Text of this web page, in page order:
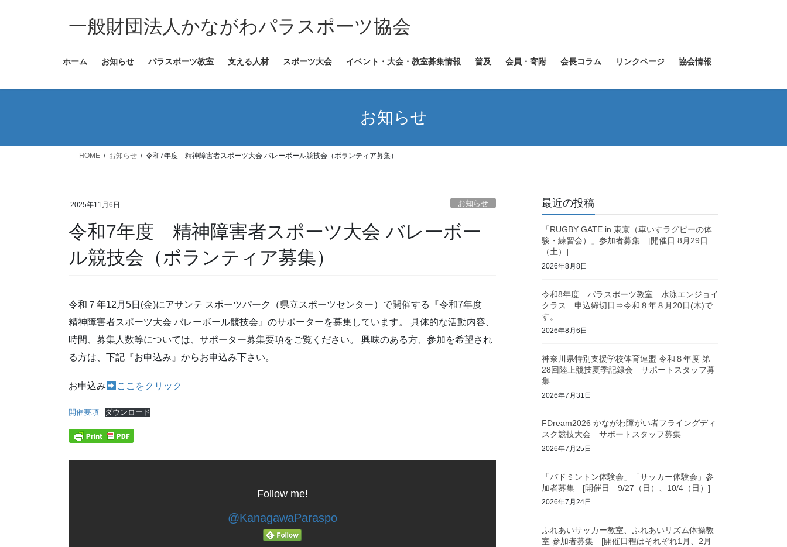
ス
ン
一般財団法人かながわパラスポーツ協会
ホーム お知らせ パラスポーツ教室 支える人材 スポーツ大会 イベント・大会・教室募集情報 普及 会員・寄附 会長コラム リンクページ 協会情報
お知らせ
HOME お知らせ 令和7年度 精神障害者スポーツ大会 バレーボール競技会（ボランティア募集）
2025年11月6日 お知らせ
令和7年度 精神障害者スポーツ大会 バレーボー
ル競技会（ボランティア募集）
令和７年12月5日(金)にアサンテ スポーツパーク（県立スポーツセンター）で開催する『令和7年度
精神障害者スポーツ大会 バレーボール競技会』のサポーターを募集しています。 具体的な活動内容、
時間、募集人数等については、サポーター募集要項をご覧ください。 興味のある方、参加を希望され
る方は、下記『お申込み』からお申込み下さい。
お申込み ここをクリック
開催要項 ダウンロード
Follow me!
@KanagawaParaspo
最近の投稿
「RUGBY GATE in 東京（車いすラグビーの体
験・練習会）」参加者募集 [開催日 8月29日
（土）]
2026年8月8日
令和8年度 パラスポーツ教室 水泳エンジョイ
クラス 申込締切日⇒令和８年８月20日(木)で
す。
2026年8月6日
神奈川県特別支援学校体育連盟 令和８年度 第
28回陸上競技夏季記録会 サポートスタッフ募
集
2026年7月31日
FDream2026 かながわ障がい者フライングディ
スク競技大会 サポートスタッフ募集
2026年7月25日
「バドミントン体験会」「サッカー体験会」参
加者募集 [開催日 9/27（日）、10/4（日）]
2026年7月24日
ふれあいサッカー教室、ふれあいリズム体操教
室 参加者募集 [開催日程はそれぞれ1月、2月